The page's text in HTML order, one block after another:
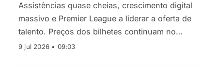
Assistências quase cheias, crescimento digital
massivo e Premier League a liderar a oferta de
talento. Preços dos bilhetes continuam no
centro do debate.
9 jul 2026 • 09:03